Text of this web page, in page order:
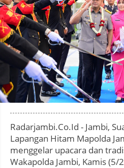
Radarjambi.Co.Id - Jambi,
Lapangan Hitam Mapolda
menggelar upacara dan
Wakapolda Jambi, Kamis (5/